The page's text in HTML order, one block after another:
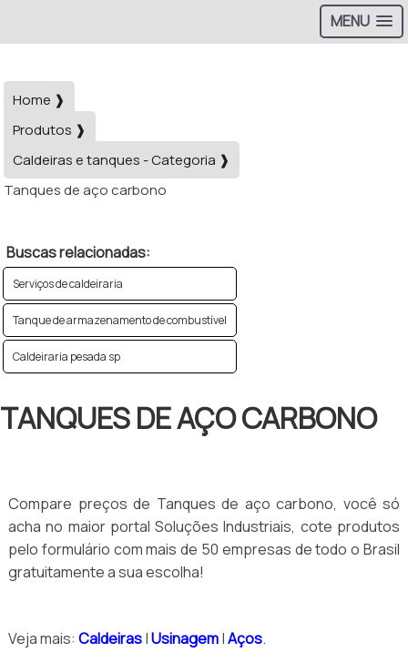
MENU
Home ❱
Produtos ❱
Caldeiras e tanques - Categoria ❱
Tanques de aço carbono
Buscas relacionadas:
Serviços de caldeiraria
Tanque de armazenamento de combustível
Caldeiraria pesada sp
TANQUES DE AÇO CARBONO
Compare preços de Tanques de aço carbono, você só
acha no maior portal Soluções Industriais, cote produtos
pelo formulário com mais de 50 empresas de todo o Brasil
gratuitamente a sua escolha!
Veja mais: Caldeiras|Usinagem|Aços.